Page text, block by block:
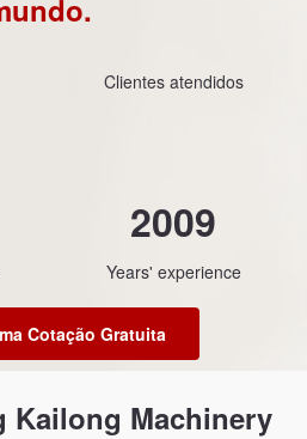
Clientes atendidos
2009
Years' experience
Cotação Gratuita
Kailong Machinery